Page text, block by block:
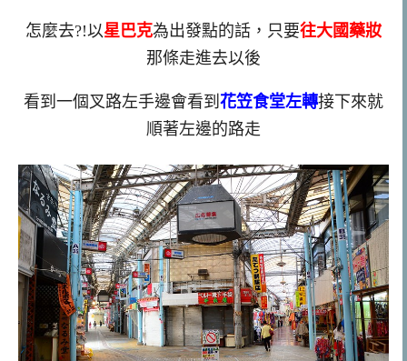
怎麼去?!以星巴克為出發點的話，只要往大國藥妝
那條走進去以後
看到一個叉路左手邊會看到 花笠食堂左轉接下來就
順著左邊的路走